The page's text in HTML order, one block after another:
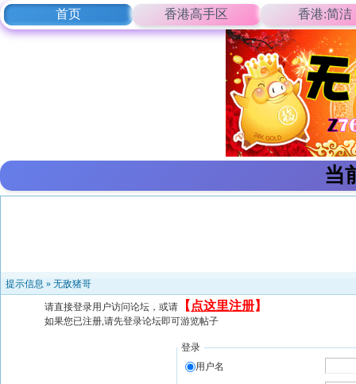
首页 香港高手区 香港:简洁
当
提示信息 » 无敌猪哥
请直接登录用户访问论坛，或请 【 点这里注册】
如果您已注册,请先登录论坛即可游览帖子
登录
用户名